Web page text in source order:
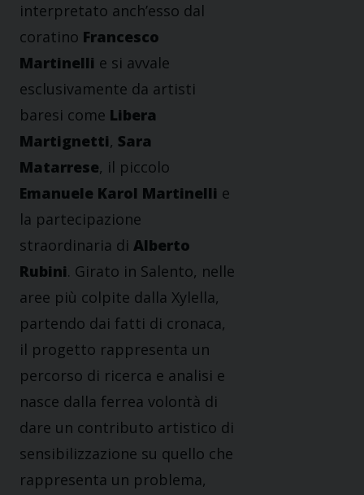
interpretato anch’esso dal
coratino Francesco
Martinelli e si avvale
esclusivamente da artisti
baresi come Libera
Martignetti, Sara
Matarrese, il piccolo
Emanuele Karol Martinelli e
la partecipazione
straordinaria di Alberto
Rubini. Girato in Salento, nelle
aree più colpite dalla Xylella,
partendo dai fatti di cronaca,
il progetto rappresenta un
percorso di ricerca e analisi e
nasce dalla ferrea volontà di
dare un contributo artistico di
sensibilizzazione su quello che
rappresenta un problema,